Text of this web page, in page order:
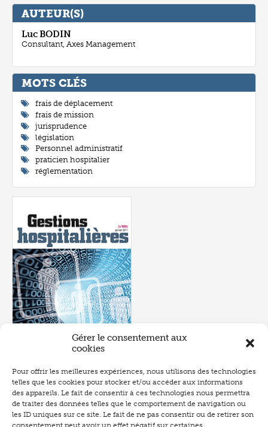
Gérer le consentement aux
cookies
Pour offrir les meilleures expériences, nous utilisons des technologies
telles que les cookies pour stocker et/ou accéder aux informations
des appareils. Le fait de consentir à ces technologies nous permettra
de traiter des données telles que le comportement de navigation ou
les ID uniques sur ce site. Le fait de ne pas consentir ou de retirer son
consentement peut avoir un effet négatif sur certaines
AUTEUR(S)
LucBODIN
Consultant, Axes Management
MOTS CLÉ
frais de déplacement
frais de mission
jurisprudence
législation
Personnel administratif
praticien hospitalier
réglementation
Numéro 502- janvier 2011
P.28